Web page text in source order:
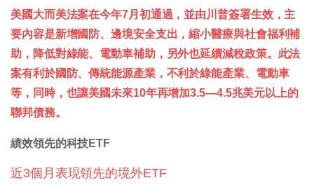
美國大而美法案在今年7月初通過，並由川普簽署生效，主
要內容是新增國防、邊境安全支出，縮小醫療與社會福利補
助，降低對綠能、電動車補助，另外也延續減稅政策。此法
案有利於國防、傳統能源產業，不利於綠能產業、電動車
等，同時，也讓美國未來10年再增加3.5—4.5兆美元以上的
聯邦債務。
績效領先的科技ETF
近3個月表現領先的境外ETF